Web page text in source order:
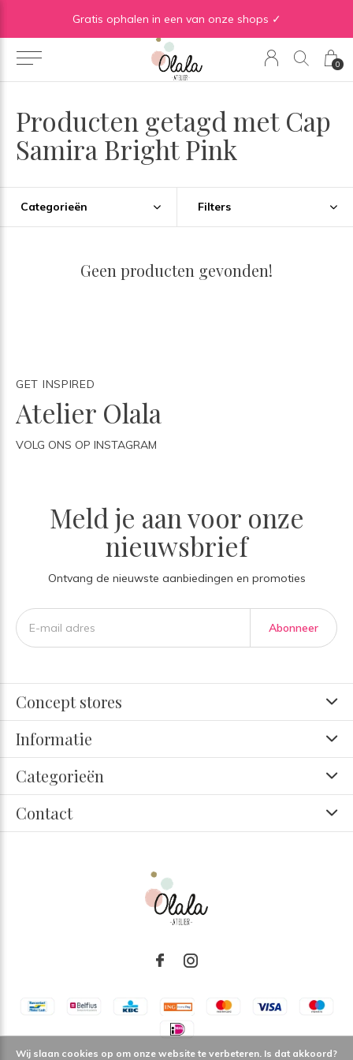
0
Gratis ophalen in een van onze shops ✓
Producten getagd met Cap
Samira Bright Pink
Categorieën Filters
Geen producten gevonden!
GET INSPIRED
Atelier Olala
VOLG ONS OP INSTAGRAM
Meld je aan voor onze
nieuwsbrief
Ontvang de nieuwste aanbiedingen en promoties
Abonneer
Concept stores
Informatie
Categorieën
Contact
Wij slaan cookies op om onze website te verbeteren. Is dat akkoord?